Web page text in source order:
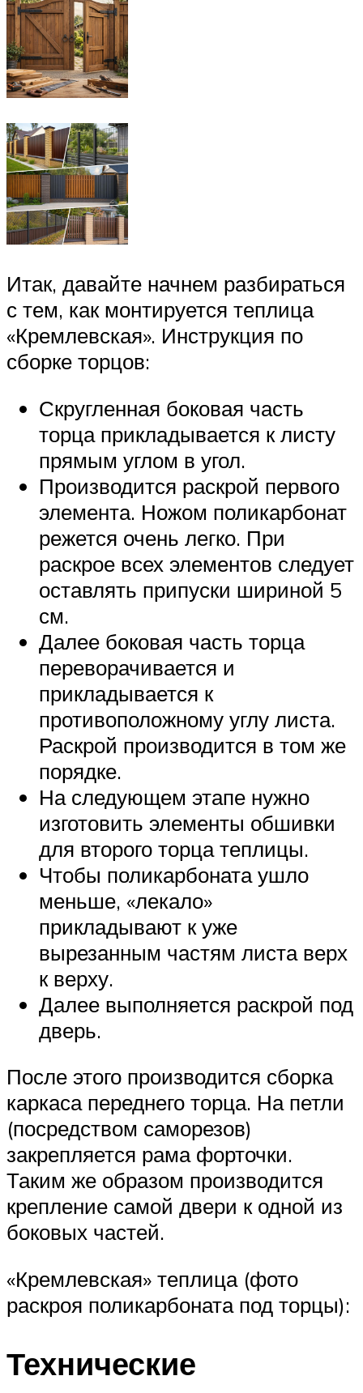
Итак, давайте начнем разбираться
с тем, как монтируется теплица
«Кремлевская». Инструкция по
сборке торцов:
Скругленная боковая часть
торца прикладывается к листу
прямым углом в угол.
Производится раскрой первого
элемента. Ножом поликарбонат
режется очень легко. При
раскрое всех элементов следует
оставлять припуски шириной 5
см.
Далее боковая часть торца
переворачивается и
прикладывается к
противоположному углу листа.
Раскрой производится в том же
порядке.
На следующем этапе нужно
изготовить элементы обшивки
для второго торца теплицы.
Чтобы поликарбоната ушло
меньше, «лекало»
прикладывают к уже
вырезанным частям листа верх
к верху.
Далее выполняется раскрой под
дверь.
После этого производится сборка
каркаса переднего торца. На петли
(посредством саморезов)
закрепляется рама форточки.
Таким же образом производится
крепление самой двери к одной из
боковых частей.
«Кремлевская» теплица (фото
раскроя поликарбоната под торцы):
Технические